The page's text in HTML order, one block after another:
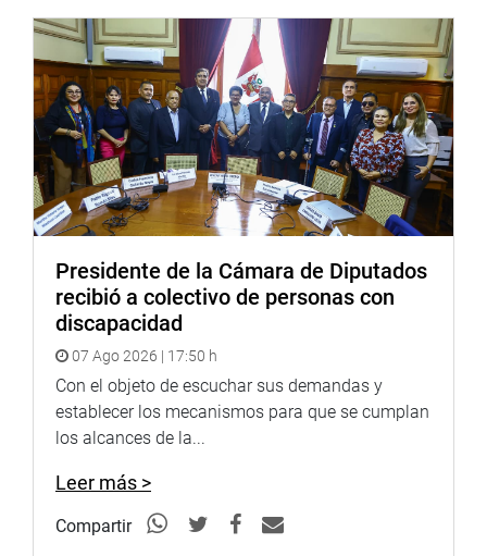
Presidente de la Cámara de Diputados
recibió a colectivo de personas con
discapacidad
07 Ago 2026 | 17:50 h
Con el objeto de escuchar sus demandas y
establecer los mecanismos para que se cumplan
los alcances de la...
Leer más >
Compartir